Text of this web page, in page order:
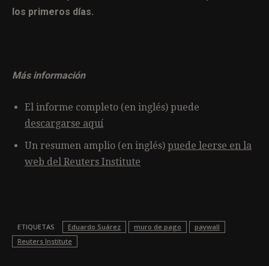
los primeros días.
Más información
El informe completo (en inglés) puede
descargarse aquí
Un resumen amplio (en inglés) puede leerse en la
web del Reuters Institute
ETIQUETAS Eduardo Suárez muro de pago
paywall
Reuters Institute